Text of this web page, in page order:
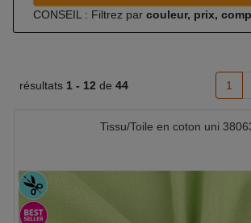
CONSEIL : Filtrez par couleur, prix,
résultats 1 - 12 de 44 1
Tissu/Toile en coton uni